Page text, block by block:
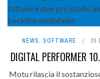
NEWS, SOFTWARE 20
DIGITAL PERFORMER
Motu rilascia il